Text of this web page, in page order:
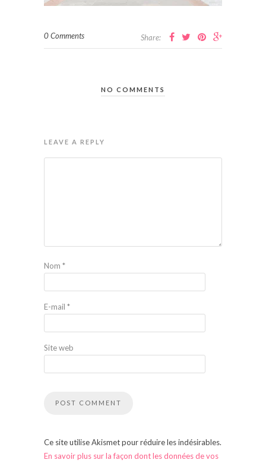
0 Comments Share:
NO COMMENTS
LEAVE A REPLY
Nom *
E-mail *
Site web
Ce site utilise Akismet pour réduire les indésirables.
En savoir plus sur la façon dont les données de vos